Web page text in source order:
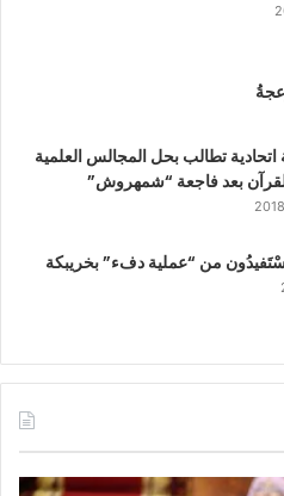
اتحادية تطالب بحل المجالس العلمية
بعد فاجعة “شمهروش”